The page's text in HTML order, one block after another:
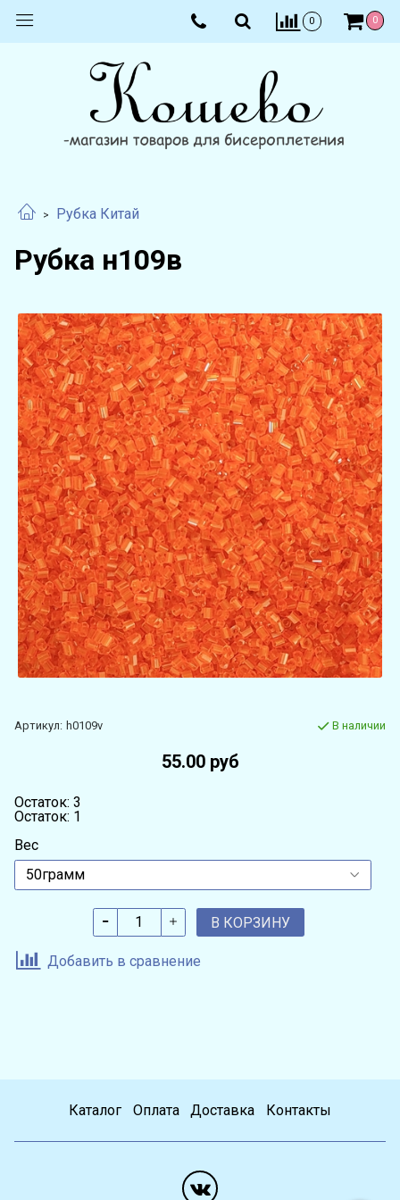
0 0
Рубка Китай
Рубка н109в
Артикул: h0109v В наличии
55.00 руб
Остаток: 3
Остаток: 1
Вес
В КОРЗИНУ
Добавить в сравнение
Каталог Оплата Доставка Контакты